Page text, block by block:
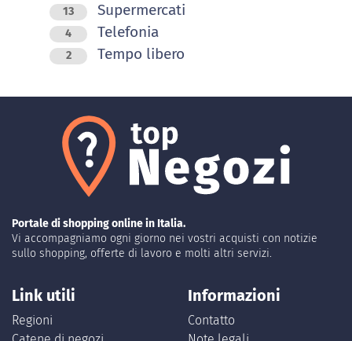
13 Supermercati
4 Telefonia
2 Tempo libero
Portale di shopping online in Italia.
Vi accompagniamo ogni giorno nei vostri acquisti con notizie
sullo shopping, offerte di lavoro e molti altri servizi.
Link utili
Regioni
Informazioni
Contatto